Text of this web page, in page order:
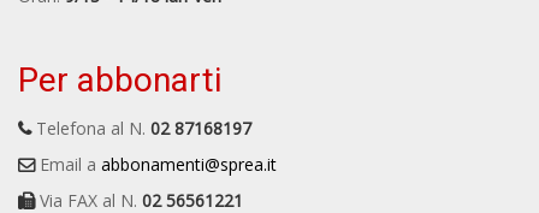
Per abbonarti
Telefona al N. 02 87168197
Email a abbonamenti@sprea.it
Via FAX al N. 02 56561221